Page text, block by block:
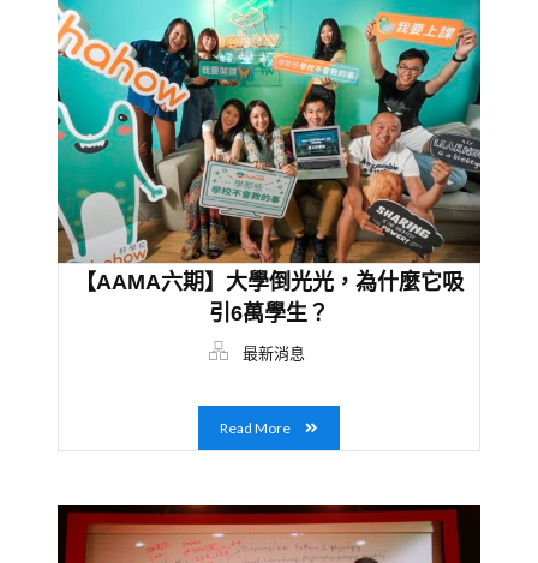
【AAMA六期】大學倒光光，為什麼它吸
引6萬學生？
最新消息
Read More